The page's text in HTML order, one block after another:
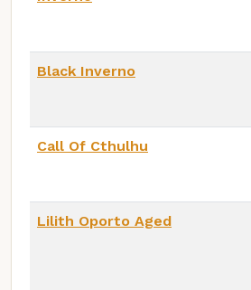
Black Inverno
Call Of Cthulhu
Lilith Oporto Aged